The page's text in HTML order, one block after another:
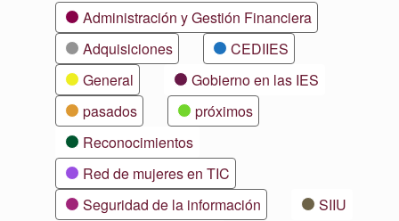
CategoríasAdministración y Gestión Financiera
Adquisiciones
CEDIIES
General
Gobierno en las IES
pasados
próximos
Reconocimientos
Red de mujeres en TIC
Seguridad de la información
SIIU